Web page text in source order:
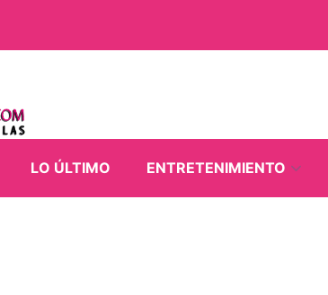
LO ÚLTIMO ENTRETENIMIENTO